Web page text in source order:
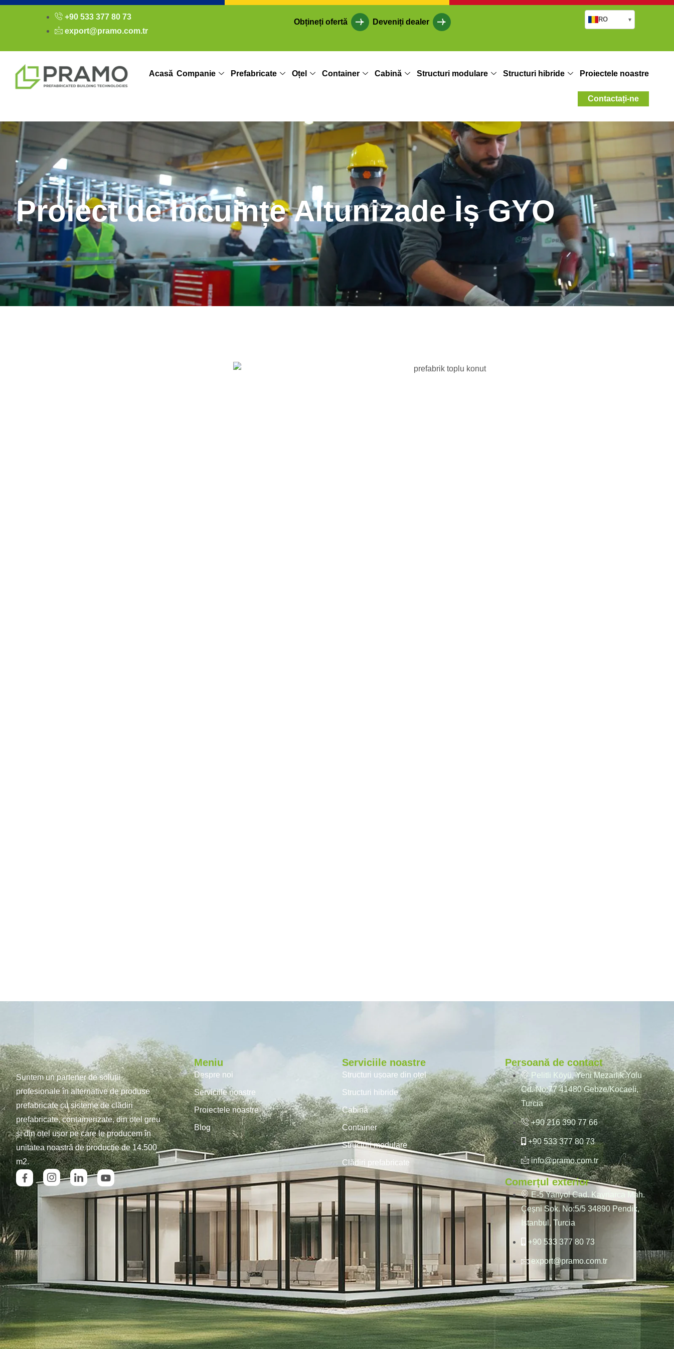
+90 533 377 80 73
export@pramo.com.tr
Obțineți ofertă Deveniți dealer RO ▾
Acasă Companie Prefabricate Oțel Container Cabină Structuri modulare Structuri hibride Proiectele noastre
Contactați-ne
Proiect de locuințe Altunizade İș GYO
Suntem un partener de soluții
profesionale în alternative de produse
prefabricate cu sisteme de clădiri
prefabricate, containerizate, din oțel greu
și din oțel ușor pe care le producem în
unitatea noastră de producție de 14.500
m2.
Meniu
Despre noi
Serviciile noastre
Proiectele noastre
Blog
Serviciile noastre
Structuri ușoare din oțel
Structuri hibride
Cabină
Container
Structuri modulare
Clădiri prefabricate
Persoană de contact
Pelitli Köyü, Yeni Mezarlık Yolu
Cd. No:77 41480 Gebze/Kocaeli,
Turcia
+90 216 390 77 66
+90 533 377 80 73
info@pramo.com.tr
Comerțul exterior
E-5 Yanyol Cad. Kaynarca Mah.
Çeșni Sok. No:5/5 34890 Pendik,
Istanbul, Turcia
+90 533 377 80 73
export@pramo.com.tr